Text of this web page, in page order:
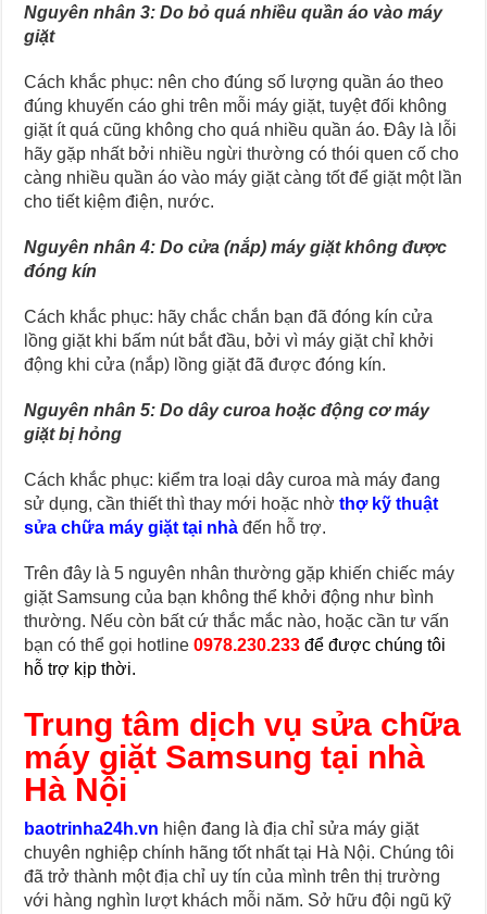
Nguyên nhân 3: Do bỏ quá nhiều quần áo vào máy
giặt
Cách khắc phục: nên cho đúng số lượng quần áo theo
đúng khuyến cáo ghi trên mỗi máy giặt, tuyệt đối không
giặt ít quá cũng không cho quá nhiều quần áo. Đây là lỗi
hãy gặp nhất bởi nhiều ngừi thường có thói quen cố cho
càng nhiều quần áo vào máy giặt càng tốt để giặt một lần
cho tiết kiệm điện, nước.
Nguyên nhân 4: Do cửa (nắp) máy giặt không được
đóng kín
Cách khắc phục: hãy chắc chắn bạn đã đóng kín cửa
lồng giặt khi bấm nút bắt đầu, bởi vì máy giặt chỉ khởi
động khi cửa (nắp) lồng giặt đã được đóng kín.
Nguyên nhân 5: Do dây curoa hoặc động cơ máy
giặt bị hỏng
Cách khắc phục: kiểm tra loại dây curoa mà máy đang
sử dụng, cần thiết thì thay mới hoặc nhờthợ kỹ thuật
sửa chữa máy giặt tại nhà đến hỗ trợ.
Trên đây là 5 nguyên nhân thường gặp khiến chiếc máy
giặt Samsung của bạn không thể khởi động như bình
thường. Nếu còn bất cứ thắc mắc nào, hoặc cần tư vấn
bạn có thể gọi hotline0978.230.233để được chúng tôi
hỗ trợ kịp thời.
Trung tâm dịch vụ sửa chữa
máy giặt Samsung tại nhà
Hà Nội
baotrinha24h.vn hiện đang là địa chỉ sửa máy giặt
chuyên nghiệp chính hãng tốt nhất tại Hà Nội. Chúng tôi
đã trở thành một địa chỉ uy tín của mình trên thị trường
với hàng nghìn lượt khách mỗi năm. Sở hữu đội ngũ kỹ